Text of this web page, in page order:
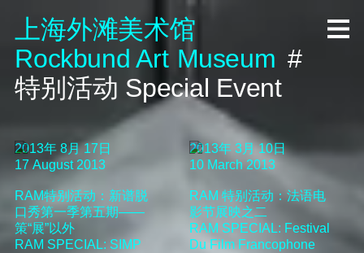
上海外滩美术馆
Rockbund Art Museum #
特别活动 Special Event
2013年 8月 17日
17 August 2013
RAM特别活动：新谱脱
口秀第一季第五期——
策“展”以外
RAM SPECIAL: SIMP
2013年 3月 10日
10 March 2013
RAM 特别活动：法语电
影节展映之二
RAM SPECIAL: Festival
Du Film Francophone